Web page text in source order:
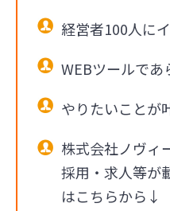
経営者100人に
WEBツールであ
やりたいことが
株式会社ノヴィ
採用・求人等が
はこちらから↓